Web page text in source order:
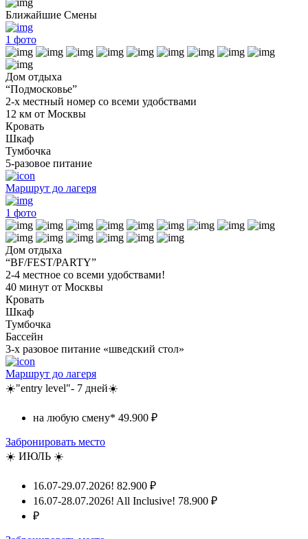
Ближайшие Смены
1 фото
Дом отдыха
“Подмосковье”
2-х местный номер со всеми удобствами
12 км от Москвы
Кровать
Шкаф
Тумбочка
5-разовое питание
Маршрут до лагеря
1 фото
Дом отдыха
“BF/FEST/PARTY”
2-4 местное со всеми удобствами!
40 минут от Москвы
Кровать
Шкаф
Тумбочка
Бассейн
3-х разовое питание «шведский стол»
Маршрут до лагеря
☀️"entry level"- 7 дней☀️
на любую смену* 49.900 ₽
Забронировать место
☀️ ИЮЛЬ ☀️
16.07-29.07.2026! 82.900 ₽
16.07-28.07.2026! All Inclusive! 78.900 ₽
₽